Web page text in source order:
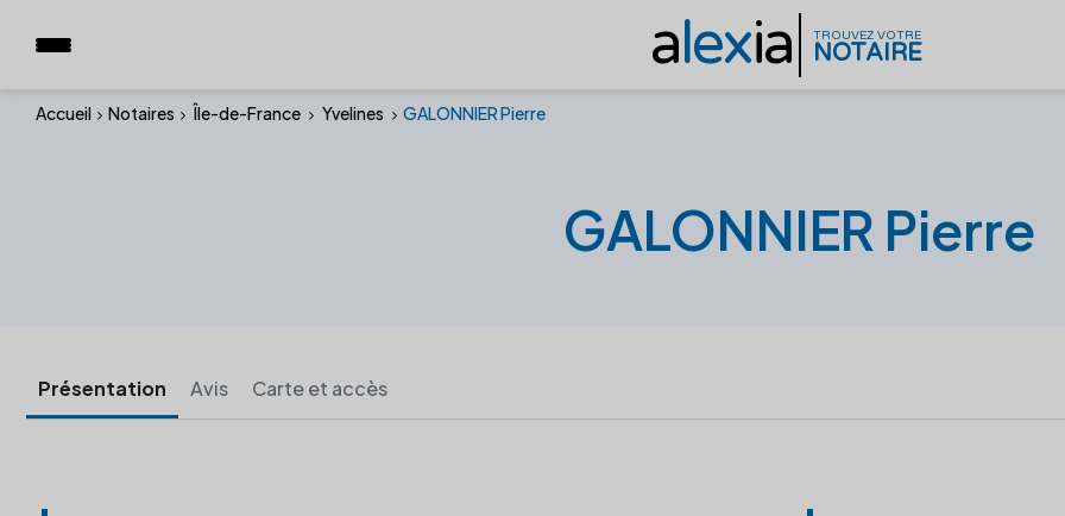
alexia TROUVEZ VOTRE
NOTAIRE
Accueil Notaires Île-de-France Yvelines GALONNIER Pierre
GALONNIER Pierre
Présentation Avis Carte et accès